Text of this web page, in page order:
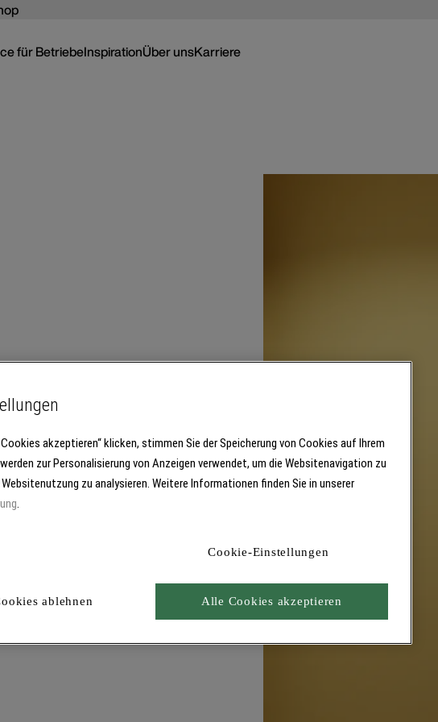
für BetriebeInspirationÜber unsKarriere
akzeptieren“ klicken, stimmen Sie der Speicherung von Cookies auf Ihrem
zur Personalisierung von Anzeigen verwendet, um die Websitenavigation zu
zu analysieren. Weitere Informationen finden Sie in unserer
.
Cookie-Einstellungen
ablehnen Alle Cookies akzeptieren